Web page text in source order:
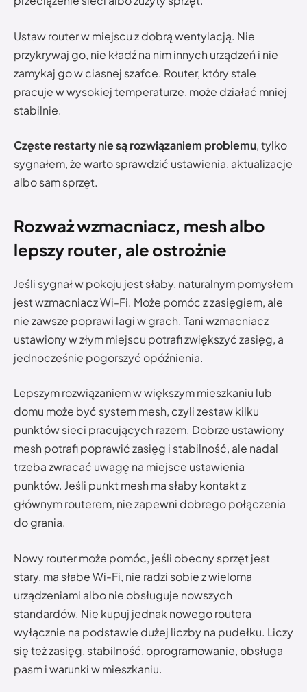
Ustaw router w miejscu z dobrą wentylacją. Nie
przykrywaj go, nie kładź na nim innych urządzeń i nie
zamykaj go w ciasnej szafce. Router, który stale
pracuje w wysokiej temperaturze, może działać mniej
stabilnie.
Częste restarty nie są rozwiązaniem problemu, tylko
sygnałem, że warto sprawdzić ustawienia, aktualizacje
albo sam sprzęt.
Rozważ wzmacniacz, mesh albo
lepszy router, ale ostrożnie
Jeśli sygnał w pokoju jest słaby, naturalnym pomysłem
jest wzmacniacz Wi-Fi. Może pomóc z zasięgiem, ale
nie zawsze poprawi lagi w grach. Tani wzmacniacz
ustawiony w złym miejscu potrafi zwiększyć zasięg, a
jednocześnie pogorszyć opóźnienia.
Lepszym rozwiązaniem w większym mieszkaniu lub
domu może być system mesh, czyli zestaw kilku
punktów sieci pracujących razem. Dobrze ustawiony
mesh potrafi poprawić zasięg i stabilność, ale nadal
trzeba zwracać uwagę na miejsce ustawienia
punktów. Jeśli punkt mesh ma słaby kontakt z
głównym routerem, nie zapewni dobrego połączenia
do grania.
Nowy router może pomóc, jeśli obecny sprzęt jest
stary, ma słabe Wi-Fi, nie radzi sobie z wieloma
urządzeniami albo nie obsługuje nowszych
standardów. Nie kupuj jednak nowego routera
wyłącznie na podstawie dużej liczby na pudełku. Liczy
się też zasięg, stabilność, oprogramowanie, obsługa
pasm i warunki w mieszkaniu.